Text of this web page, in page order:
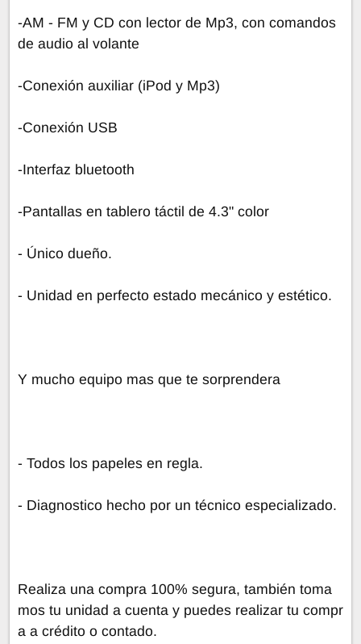
-AM - FM y CD con lector de Mp3, con comandos
de audio al volante
-Conexión auxiliar (iPod y Mp3)
-Conexión USB
-Interfaz bluetooth
-Pantallas en tablero táctil de 4.3" color
- Único dueño.
- Unidad en perfecto estado mecánico y estético.
Y mucho equipo mas que te sorprendera
- Todos los papeles en regla.
- Diagnostico hecho por un técnico especializado.
Realiza una compra 100% segura, también toma
mos tu unidad a cuenta y puedes realizar tu compr
a a crédito o contado.